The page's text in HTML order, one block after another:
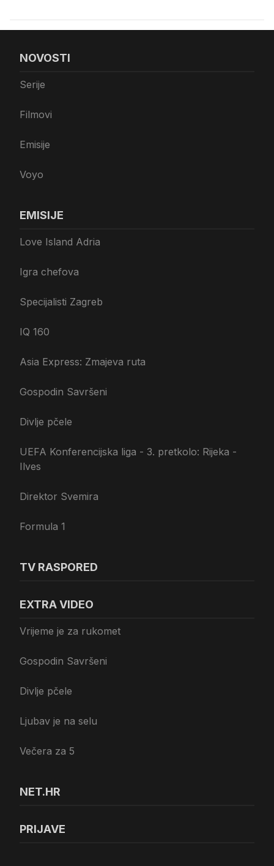
NOVOSTI
Serije
Filmovi
Emisije
Voyo
EMISIJE
Love Island Adria
Igra chefova
Specijalisti Zagreb
IQ 160
Asia Express: Zmajeva ruta
Gospodin Savršeni
Divlje pčele
UEFA Konferencijska liga - 3. pretkolo: Rijeka -
Ilves
Direktor Svemira
Formula 1
TV RASPORED
EXTRA VIDEO
Vrijeme je za rukomet
Gospodin Savršeni
Divlje pčele
Ljubav je na selu
Večera za 5
NET.HR
PRIJAVE